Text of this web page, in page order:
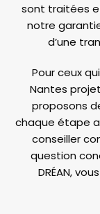
sont traitées
notre
d’une
Pour ceux
Nantes
proposons
chaque étape
conseiller
question
DRÉAN,